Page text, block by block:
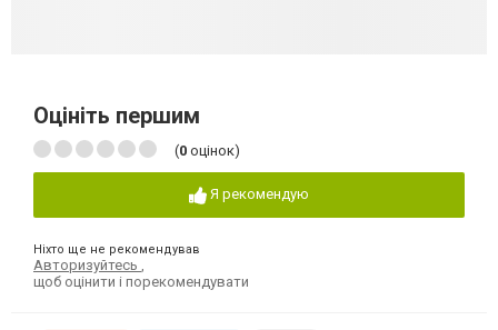
Оцініть першим
(0 оцінок)
Я рекомендую
Ніхто ще не рекомендував
Авторизуйтесь
щоб оцінити і порекомендувати